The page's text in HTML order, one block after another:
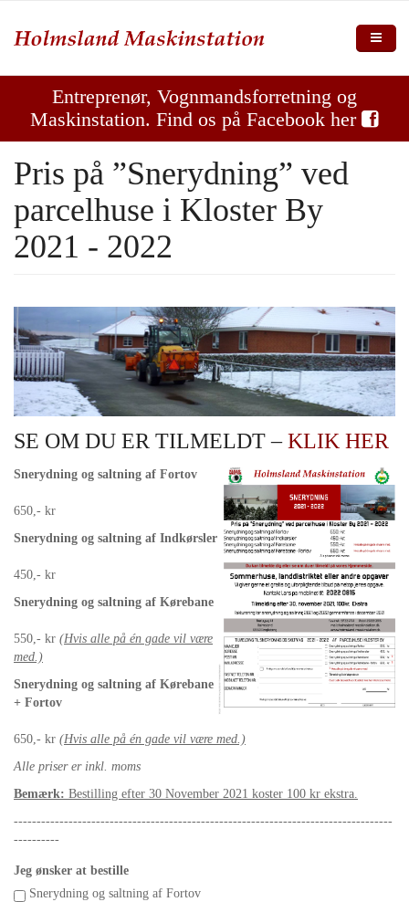
Forside
Vi tilbyder
Galleri
Kontakt
Entreprenør, Vognmandsforretning og
Maskinstation. Find os på Facebook her
Pris på ”Snerydning” ved
parcelhuse i Kloster By
2021 - 2022
SE OM DU ER TILMELDT –KLIK HER
Snerydning og saltning af Fortov
650,- kr
Snerydning og saltning af Indkørsler
450,- kr
Snerydning og saltning af Kørebane
550,- kr (Hvis alle på én gade vil være
med.)
Snerydning og saltning af Kørebane
+ Fortov
650,- kr (Hvis alle på én gade vil være med.)
Alle priser er inkl. moms
Bemærk: Bestilling efter 30 November 2021 koster 100 kr ekstra.
-----------------------------------------------------------------------------------
----------
Jeg ønsker at bestille
Snerydning og saltning af Fortov